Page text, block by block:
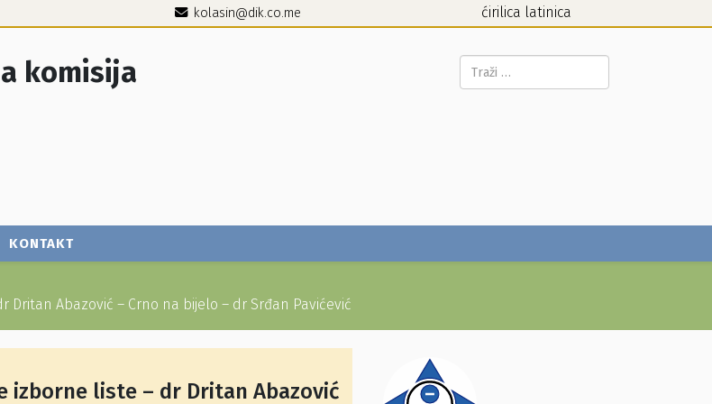
kolasin@dik.co.me ćirilica latinica
komisija
Pretraga...
KONTAKT
Abazović – Crno na bijelo – dr Srđan Pavićević
izborne liste – dr Dritan Abazović